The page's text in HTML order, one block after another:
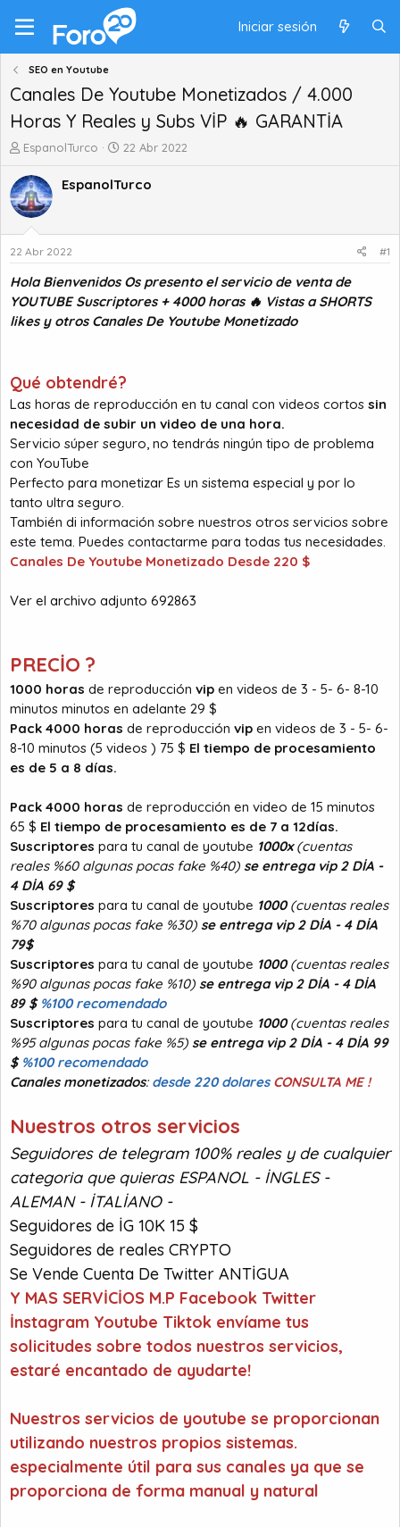
Iniciar sesión
SEO en Youtube
Canales De Youtube Monetizados / 4.000
Horas Y Reales y Subs VİP 🔥 GARANTİA
A
t
o
r
d
e
e
m
a
EspanolTurco
F
c
d
n
i
c
22 Abr 2022
EspanolTurco
22 Abr 2022 #1
Hola Bienvenidos Os presento el servicio de venta de
YOUTUBE Suscriptores + 4000 horas 🔥 Vistas a SHORTS
likes y otros Canales De Youtube Monetizado
Qué obtendré?
Las horas de reproducción en tu canal con videos cortos sin
necesidad de subir un video de una hora.
Servicio súper seguro, no tendrás ningún tipo de problema
con YouTube
Perfecto para monetizar Es un sistema especial y por lo
tanto ultra seguro.
También di información sobre nuestros otros servicios sobre
este tema. Puedes contactarme para todas tus necesidades.
Canales De Youtube Monetizado Desde 220 $
Ver el archivo adjunto 692863
PRECİO ?
1000 horas de reproducción vip en videos de 3 - 5- 6- 8-10
minutos minutos en adelante 29 $
Pack 4000 horas de reproducción vip en videos de 3 - 5- 6-
8-10 minutos (5 videos ) 75 $ El tiempo de procesamiento
es de 5 a 8 días.
Pack 4000 horas de reproducción en video de 15 minutos
65 $ El tiempo de procesamiento es de 7 a 12días.
Suscriptores para tu canal de youtube 1000x(cuentas
reales %60 algunas pocas fake %40) se entrega vip 2 DİA -
4 DİA 69 $
Suscriptores para tu canal de youtube 1000(cuentas reales
%70 algunas pocas fake %30) se entrega vip 2 DİA - 4 DİA
79$
Suscriptores para tu canal de youtube 1000(cuentas reales
%90 algunas pocas fake %10) se entrega vip 2 DİA - 4 DİA
89 $ %100 recomendado
Suscriptores para tu canal de youtube 1000(cuentas reales
%95 algunas pocas fake %5) se entrega vip 2 DİA - 4 DİA 99
$ %100 recomendado
Canales monetizados: desde 220 dolares CONSULTA ME !
Nuestros otros servicios
Seguidores de telegram 100% reales y de cualquier
categoria que quieras ESPANOL - İNGLES -
ALEMAN - İTALİANO -
Seguidores de İG 10K 15 $
Seguidores de reales CRYPTO
Se Vende Cuenta De Twitter ANTİGUA
Y MAS SERVİCİOS M.P Facebook Twitter
İnstagram Youtube Tiktok envíame tus
solicitudes sobre todos nuestros servicios,
estaré encantado de ayudarte!
Nuestros servicios de youtube se proporcionan
utilizando nuestros propios sistemas.
especialmente útil para sus canales ya que se
proporciona de forma manual y natural